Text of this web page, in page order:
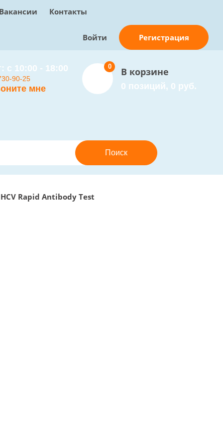
Контакты
Войти Регистрация
с 10:00 - 18:00
90-25
мне
В корзине
0 позиций, 0 руб.
0
Rapid Antibody Test